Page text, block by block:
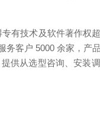
有技术及软件著作权
客户 5000 余家，产
供从选型咨询、安装